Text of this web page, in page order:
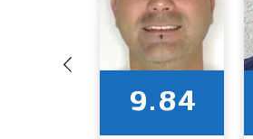
9.84